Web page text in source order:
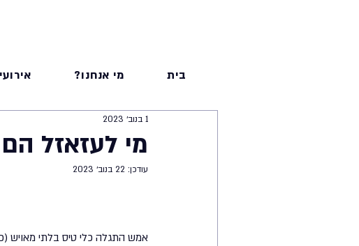
בית מי אנחנו?
מי לעזאזל הם
1 בנוב׳ 2023
עודכן: 22 בנוב׳ 2023
אמש התגלה כלי טיס בלתי מאויש